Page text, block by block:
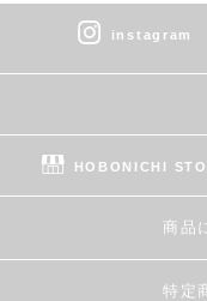
instagram
HOBONICHI
商品
特定